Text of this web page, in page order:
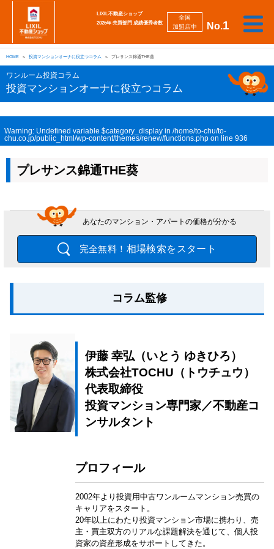
No.1
全国
加盟店中
LIXIL不動産ショップ
2026年 売買部門 成績優秀者数
売
り
た
い
買
い
た
い
相
談
し
た
い
勉
強
し
た
い
強
み
会
社
案
採
用
情
査定
HOME 投資マンションオーナに役立つコラム プレサンス錦通THE葵
ワンルーム投資コラム
投資マンションオーナに役立つコラム
Warning: Undefined variable $category_display in /home/to-chu/to-
chu.co.jp/public_html/wp-content/themes/renew/functions.php on line 936
プレサンス錦通THE葵
あなたのマンション・アパートの価格が分かる
完全無料！ 相場検索をスタート
コラム監修
伊藤 幸弘（いとう ゆきひろ）
株式会社TOCHU（トウチュウ）
代表取締役
投資マンション専門家／不動産コ
ンサルタント
プロフィール
2002年より投資用中古ワンルームマンション売買の
キャリアをスタート。
20年以上にわたり投資マンション市場に携わり、売
主・買主双方のリアルな課題解決を通じて、個人投
資家の資産形成をサポートしてきた。